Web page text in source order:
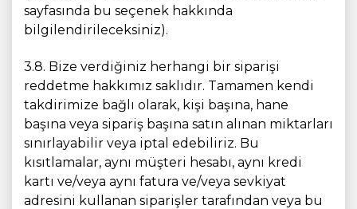
sayfasında bu seçenek hakkında
bilgilendirileceksiniz).
3.8. Bize verdiğiniz herhangi bir siparişi
reddetme hakkımız saklıdır. Tamamen kendi
takdirimize bağlı olarak, kişi başına, hane
başına veya sipariş başına satın alınan miktarları
sınırlayabilir veya iptal edebiliriz. Bu
kısıtlamalar, aynı müşteri hesabı, aynı kredi
kartı ve/veya aynı fatura ve/veya sevkiyat
adresini kullanan siparişler tarafından veya bu